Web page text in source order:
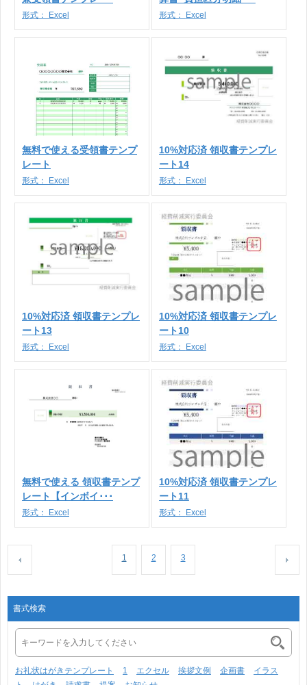
形式： Excel 形式： Excel
無料で使える受領書テンプ
レート
形式： Excel
10%対応済 領収書テンプレ
ート14
形式： Excel
10%対応済 領収書テンプレ
ート13
形式： Excel
10%対応済 領収書テンプレ
ート10
形式： Excel
無料で使える 領収書テンプ
レート【インボイ･･･
形式： Excel
10%対応済 領収書テンプレ
ート11
形式： Excel
1 2 3
書式検索
お礼状はがきテンプレート 1 エクセル 挨拶文例 企画書
イラス